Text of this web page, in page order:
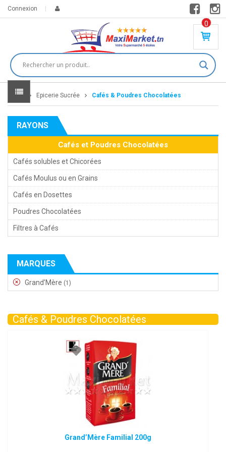
Connexion
0
PR
DU
IT(
S)
DT
Home Epicerie Sucrée Cafés & Poudres Chocolatées
RAYONS
Cafés et Poudres Chocolatées
Cafés solubles et Chicorées
Cafés Moulus ou en Grains
Cafés en Dosettes
Poudres Chocolatées
Filtres à Cafés
MARQUES
Grand’Mère (1)
Cafés & Poudres Chocolatées
Grand’Mère Familial 200g